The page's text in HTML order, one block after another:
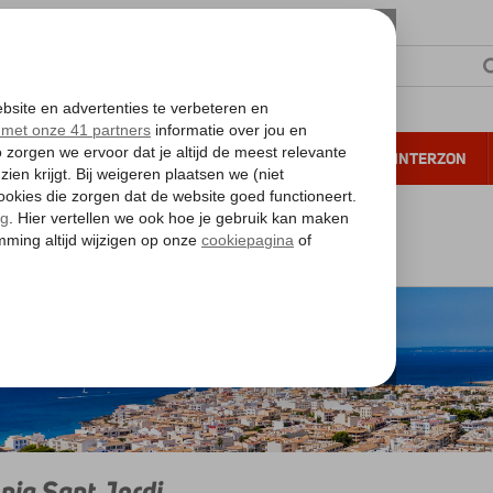
VERRE REIZEN ALL INCLUSIVE WINTERZON